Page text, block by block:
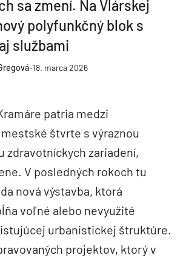
sa zmení. Na Vlárskej
polyfunkčný blok s
službami
-18. marca 2026
patria medzi
štvrte s výraznou
zdravotníckych zariadení,
V posledných rokoch tu
nová výstavba, ktorá
voľné alebo nevyužité
urbanistickej štruktúre.
projektov, ktorý v